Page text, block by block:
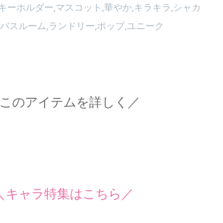
ーホルダー,マスコット,華やか,キラキラ,シャカ
スルーム,ランドリー,ポップ,ユニーク
のアイテムを詳しく／
キャラ特集はこちら／